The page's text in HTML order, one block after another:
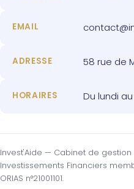
EMAIL
ADRESSE 58 rue de
HORAIRES Du lundi au
Invest'Aide — Cabinet de
Investissements Financiers
ORIAS n°21001101.